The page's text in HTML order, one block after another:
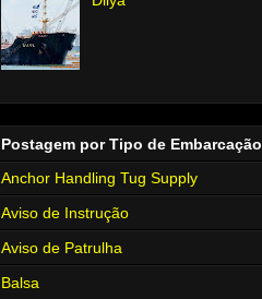
Postagem por Tipo de Embarcação
Anchor Handling Tug Supply
Aviso de Instrução
Aviso de Patrulha
Balsa